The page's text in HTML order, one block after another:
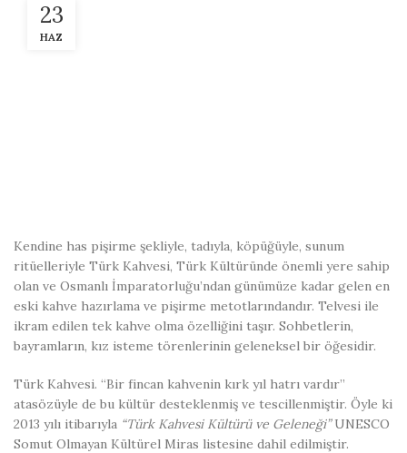
23
HAZ
Kendine has pişirme şekliyle, tadıyla, köpüğüyle, sunum
ritüelleriyle Türk Kahvesi, Türk Kültüründe önemli yere sahip
olan ve Osmanlı İmparatorluğu’ndan günümüze kadar gelen en
eski kahve hazırlama ve pişirme metotlarındandır. Telvesi ile
ikram edilen tek kahve olma özelliğini taşır. Sohbetlerin,
bayramların, kız isteme törenlerinin geleneksel bir öğesidir.
Türk Kahvesi. “Bir fincan kahvenin kırk yıl hatrı vardır”
atasözüyle de bu kültür desteklenmiş ve tescillenmiştir. Öyle ki
2013 yılı itibarıyla “Türk Kahvesi Kültürü ve Geleneği”UNESCO
Somut Olmayan Kültürel Miras listesine dahil edilmiştir.